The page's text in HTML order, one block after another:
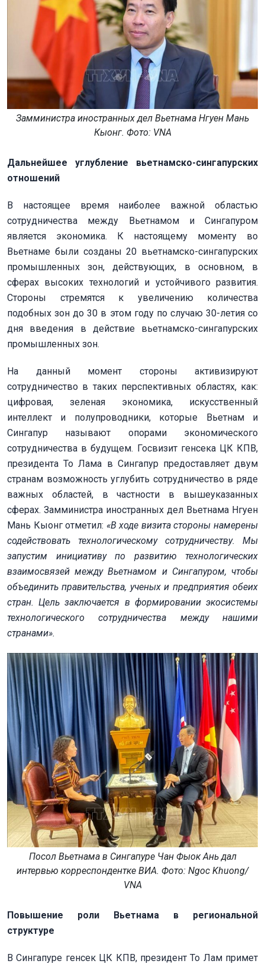
Замминистра иностранных дел Вьетнама Нгуен Мань
Кыонг. Фото: VNА
Дальнейшее углубление вьетнамско-сингапурских
отношений
В настоящее время наиболее важной областью
сотрудничества между Вьетнамом и Сингапуром
является экономика. К настоящему моменту во
Вьетнаме были созданы 20 вьетнамско-сингапурских
промышленных зон, действующих, в основном, в
сферах высоких технологий и устойчивого развития.
Стороны стремятся к увеличению количества
подобных зон до 30 в этом году по случаю 30-летия со
дня введения в действие вьетнамско-сингапурских
промышленных зон.
На данный момент стороны активизируют
сотрудничество в таких перспективных областях, как:
цифровая, зеленая экономика, искусственный
интеллект и полупроводники, которые Вьетнам и
Сингапур называют опорами экономического
сотрудничества в будущем. Госвизит генсека ЦК КПВ,
президента То Лама в Сингапур предоставляет двум
странам возможность углубить сотрудничество в ряде
важных областей, в частности в вышеуказанных
сферах. Замминистра иностранных дел Вьетнама Нгуен
Мань Кыонг отметил: «В ходе визита стороны намерены
содействовать технологическому сотрудничеству. Мы
запустим инициативу по развитию технологических
взаимосвязей между Вьетнамом и Сингапуром, чтобы
объединить правительства, ученых и предприятия обеих
стран. Цель заключается в формировании экосистемы
технологического сотрудничества между нашими
странами».
Посол Вьетнама в Сингапуре Чан Фыок Ань дал
интервью корреспондентке ВИА. Фото: Ngoc Khuong/
VNА
Повышение роли Вьетнама в региональной
структуре
В Сингапуре генсек ЦК КПВ, президент То Лам примет